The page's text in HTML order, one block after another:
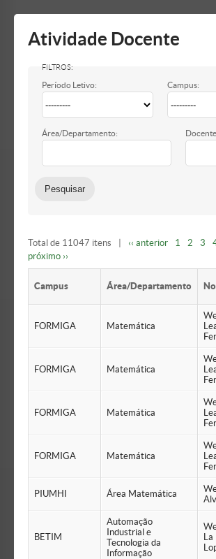
barra
Atividade Docente
Período Letivo: Campus:
Área/Departamento:
Total de 11047 itens ‹‹ anterior 1 2 3
próximo ››
Campus Área/Departamento
FORMIGA Matemática
FORMIGA Matemática
FORMIGA Matemática
FORMIGA Matemática
PIUMHI Área Matemática
BETIM
Automação
Industrial e
Tecnologia da
Informação